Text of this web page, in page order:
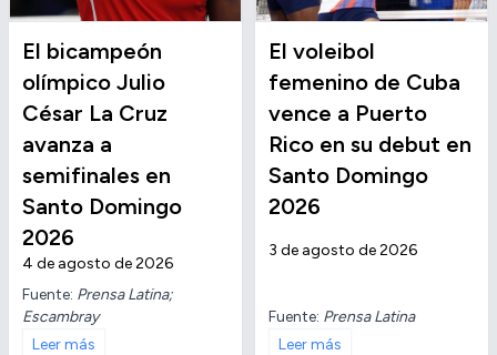
El bicampeón
olímpico Julio
César La Cruz
avanza a
semifinales en
Santo Domingo
2026
4 de agosto de 2026
Fuente: Prensa Latina;
Escambray
Leer más
El voleibol
femenino de Cuba
vence a Puerto
Rico en su debut en
Santo Domingo
2026
3 de agosto de 2026
Fuente: Prensa Latina
Leer más